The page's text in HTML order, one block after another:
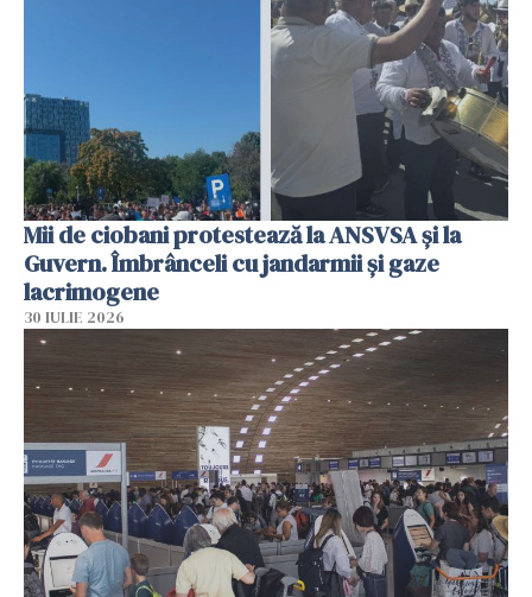
Mii de ciobani protestează la ANSVSA și la
Guvern. Îmbrânceli cu jandarmii și gaze
lacrimogene
30 IULIE 2026